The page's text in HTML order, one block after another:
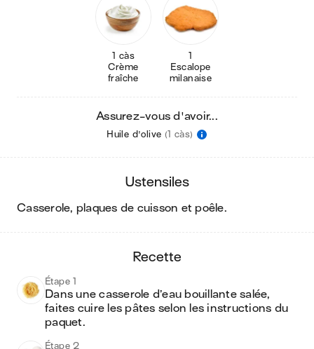
1 càs
Crème
fraîche
1
Escalope
milanaise
Assurez-vous d'avoir...
Huile d'olive (1 càs)
ustensiles
casserole, plaques de cuisson et poêle.
recette
Étape 1
Dans une casserole d’eau bouillante salée,
faites cuire les pâtes selon les instructions du
paquet.
Étape 2